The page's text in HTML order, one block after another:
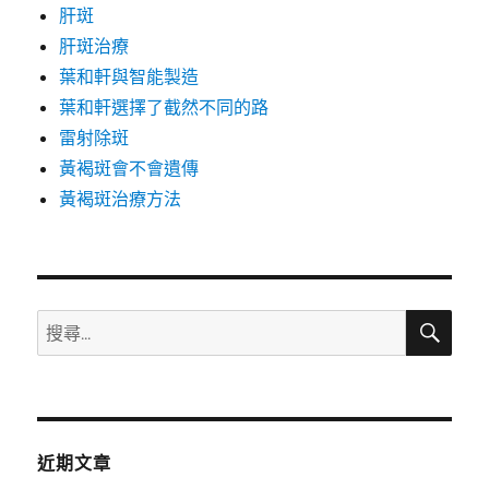
肝斑
肝斑治療
葉和軒與智能製造
葉和軒選擇了截然不同的路
雷射除斑
黃褐斑會不會遺傳
黃褐斑治療方法
搜
尋
鍵
搜
近期文章